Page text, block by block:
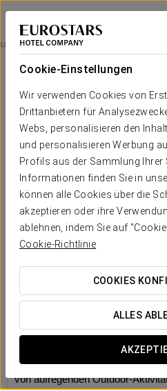
Cookie-Einstellungen
Wir verwenden Cookies von
Drittanbietern für
Webs, personalisieren den
und personalisieren Werbung
Profils aus der Sammlung Ihrer
Informationen finden Sie in
können alle Cookies über die
akzeptieren oder ihre
ablehnen, indem Sie auf
Cookie-Richtlinie
COOKIES
ALLES
Exe Las Margas Golf
HUESCA - LATAS
Outdoor Activities
Outdoor-Aktivitäten
Begeben Sie sich auf ein
Margas! Inmitten einer
ist unser Hotel der perfekte
von aufregenden Outdoor-